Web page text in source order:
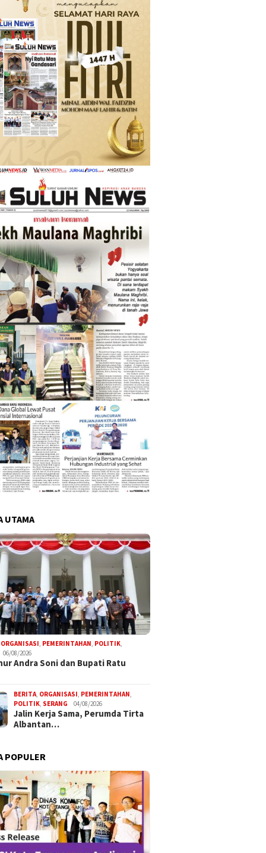
UTAMA
ORGANISASI, PEMERINTAHAN, POLITIK,
06/08/2026
Andra Soni dan Bupati Ratu
BERITA, ORGANISASI, PEMERINTAHAN,
POLITIK, SERANG 04/08/2026
Jalin Kerja Sama, Perumda Tirta
Albantan…
POPULER